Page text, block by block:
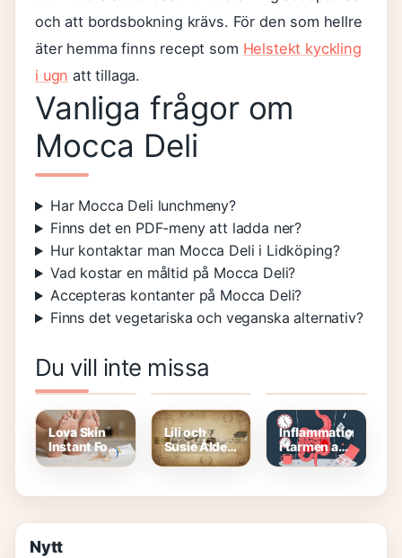
och att bordsbokning krävs. För den som hellre
äter hemma finns recept som Helstekt kyckling
i ugn att tillaga.
Vanliga frågor om
Mocca Deli
Har Mocca Deli lunchmeny?
Finns det en PDF-meny att ladda ner?
Hur kontaktar man Mocca Deli i Lidköping?
Vad kostar en måltid på Mocca Deli?
Accepteras kontanter på Mocca Deli?
Finns det vegetariska och veganska alternativ?
Du vill inte missa
Hur mycket
Swish kan
man ta
Gränser per
bank
Rollistan i
The Black
Ensemble
För Äkta
Spänning
pris och
specifikationer
Lova Skin
Instant Foot
Peeling –
Lili och
Susie Ålder
– Fakta och
Inflammation
i tarmen av
stress –
Nytt